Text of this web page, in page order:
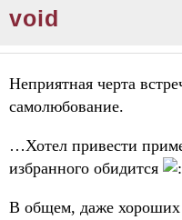
void
Неприятная черта
самолюбование.
…Хотел привести
избранного обидится
В общем, даже хороших